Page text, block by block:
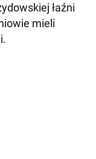
łaźni
mieli